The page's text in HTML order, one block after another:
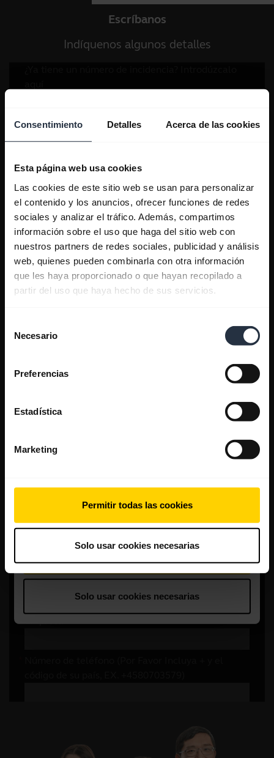
Consentimiento Detalles Acerca de las cookies
Esta página web usa cookies
Las cookies de este sitio web se usan para personalizar
el contenido y los anuncios, ofrecer funciones de redes
sociales y analizar el tráfico. Además, compartimos
información sobre el uso que haga del sitio web con
nuestros partners de redes sociales, publicidad y análisis
web, quienes pueden combinarla con otra información
que les haya proporcionado o que hayan recopilado a
partir del uso que haya hecho de sus servicios.
Necesario
Preferencias
Estadística
Marketing
Permitir todas las cookies
Solo usar cookies necesarias
Escríbanos
Indíquenos algunos detalles